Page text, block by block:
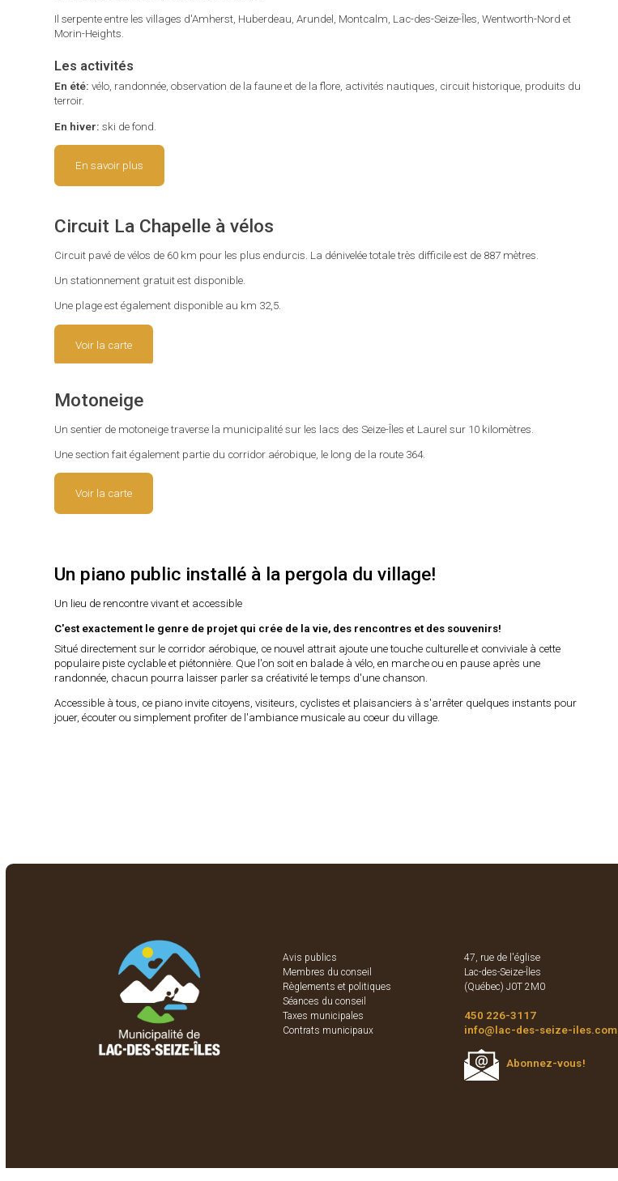
Il serpente entre les villages d'Amherst, Huberdeau, Arundel, Montcalm, Lac-des-Seize-Îles, Wentworth-Nord et
Morin-Heights.
Les activités
En été: vélo, randonnée, observation de la faune et de la flore, activités nautiques, circuit historique, produits du
terroir.
En hiver: ski de fond.
Ensavoir plus
Circuit La Chapelle à vélos
Circuit pavé de vélos de 60 km pour les plus endurcis. La dénivelée totale très difficile est de 887 mètres.
Un stationnement gratuit est disponible.
Une plage est également disponible au km 32,5.
Voir la carte
Motoneige
Un sentier de motoneige traverse la municipalité sur les lacs des Seize-Îles et Laurel sur 10 kilomètres.
Une section fait également partie du corridor aérobique, le long de la route 364.
Voir la carte
Un piano public installé à la pergola du village!
Un lieu de rencontre vivant et accessible
C'est exactement le genre de projet qui crée de la vie, des rencontres et des souvenirs!
Situé directement sur le corridor aérobique, ce nouvel attrait ajoute une touche culturelle et conviviale à cette
populaire piste cyclable et piétonnière. Que l'on soit en balade à vélo, en marche ou en pause après une
randonnée, chacun pourra laisser parler sa créativité le temps d'une chanson.
Accessible à tous, ce piano invite citoyens, visiteurs, cyclistes et plaisanciers à s'arrêter quelques instants pour
jouer, écouter ou simplement profiter de l'ambiance musicale au coeur du village.
Avis publics
Membres du conseil
Règlements et politiques
Séances du conseil
Taxes municipales
Contrats municipaux
47, rue de l'église
Lac-des-Seize-Îles
(Québec) J0T 2M0
450 226-3117
info@lac-des-seize-iles.com
Abonnez-vous!